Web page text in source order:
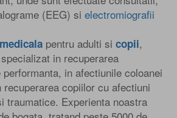
(EEG) si electromiografii
pentru adulti si copii,
in recuperarea
in afectiunile coloanei
copiilor cu afectiuni
traumatice. Experienta noastra